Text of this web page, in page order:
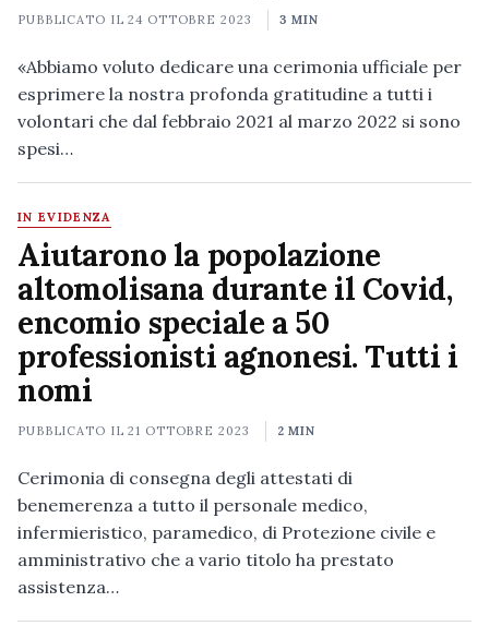
PUBBLICATO IL24 OTTOBRE 2023 3 MIN
«Abbiamo voluto dedicare una cerimonia ufficiale per
esprimere la nostra profonda gratitudine a tutti i
volontari che dal febbraio 2021 al marzo 2022 si sono
spesi…
IN EVIDENZA
Aiutarono la popolazione
altomolisana durante il Covid,
encomio speciale a 50
professionisti agnonesi. Tutti i
nomi
PUBBLICATO IL21 OTTOBRE 2023 2 MIN
Cerimonia di consegna degli attestati di
benemerenza a tutto il personale medico,
infermieristico, paramedico, di Protezione civile e
amministrativo che a vario titolo ha prestato
assistenza…